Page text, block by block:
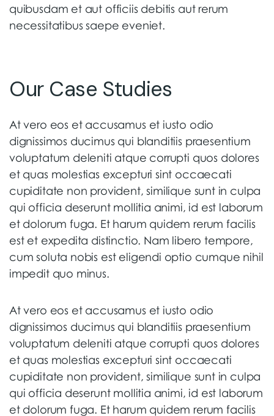
quibusdam et aut officiis debitis aut rerum
necessitatibus saepe eveniet.
Our Case Studies
At vero eos et accusamus et iusto odio
dignissimos ducimus qui blanditiis praesentium
voluptatum deleniti atque corrupti quos dolores
et quas molestias excepturi sint occaecati
cupiditate non provident, similique sunt in culpa
qui officia deserunt mollitia animi, id est laborum
et dolorum fuga. Et harum quidem rerum facilis
est et expedita distinctio. Nam libero tempore,
cum soluta nobis est eligendi optio cumque nihil
impedit quo minus.
At vero eos et accusamus et iusto odio
dignissimos ducimus qui blanditiis praesentium
voluptatum deleniti atque corrupti quos dolores
et quas molestias excepturi sint occaecati
cupiditate non provident, similique sunt in culpa
qui officia deserunt mollitia animi, id est laborum
et dolorum fuga. Et harum quidem rerum facilis